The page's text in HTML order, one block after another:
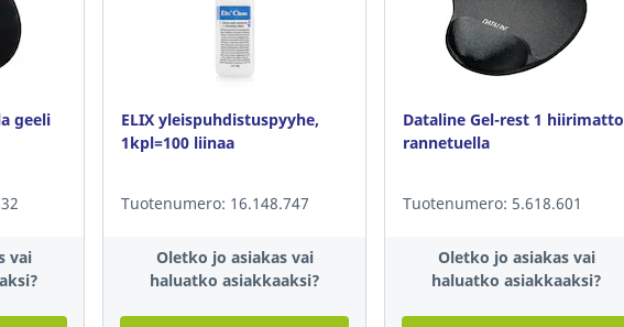
geeli
vai
ELIX yleispuhdistuspyyhe,
1kpl=100 liinaa
Tuotenumero: 16.148.747
Oletko jo asiakas vai
haluatko asiakkaaksi?
Dataline Gel-rest 1 hiirimatto
rannetuella
Tuotenumero: 5.618.601
Oletko jo asiakas vai
haluatko asiakkaaksi?